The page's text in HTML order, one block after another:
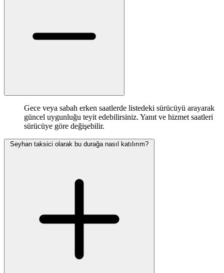
Gece veya sabah erken saatlerde listedeki sürücüyü arayarak
güncel uygunluğu teyit edebilirsiniz. Yanıt ve hizmet saatleri
sürücüye göre değişebilir.
Seyhan taksici olarak bu durağa nasıl katılırım?